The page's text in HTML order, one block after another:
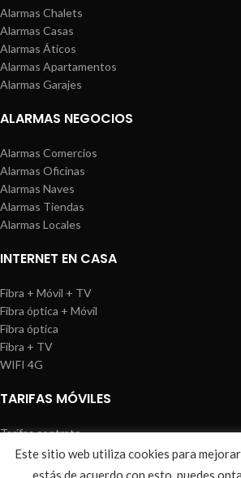
Alarmas Chalets
Alarmas Casas
Alarmas Áticos
Alarmas Apartamentos
Alarmas Garajes
ALARMAS NEGOCIOS
Alarmas Comercios
Alarmas Oficinas
Alarmas Naves
Alarmas Tiendas
Alarmas Locales
INTERNET EN CASA
Fibra + Móvil + TV
Fibra óptica + Móvil
Fibra óptica
Fibra + TV
WIFI 4G
TARIFAS MÓVILES
Tarifas contrato
Tarifas prepago
WIREDOSAFE Aviso Legal Política de
Este sitio web utiliza cookies para
estás de acuerdo con esto, puedes